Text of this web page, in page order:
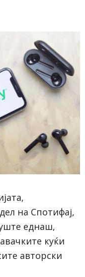
на Спотифај,
еднаш,
куќи
авторски